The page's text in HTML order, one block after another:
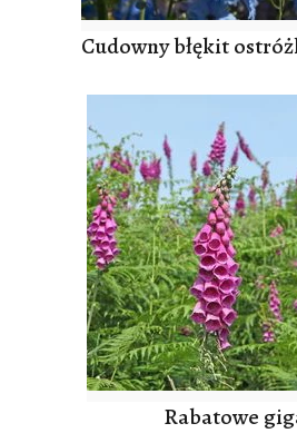
Cudowny błękit
Rabatowe